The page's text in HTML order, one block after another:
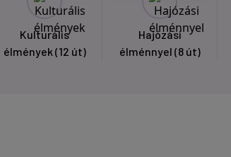
Kulturális
élmények (12 út)
Hajózási
élménnyel (8 út)